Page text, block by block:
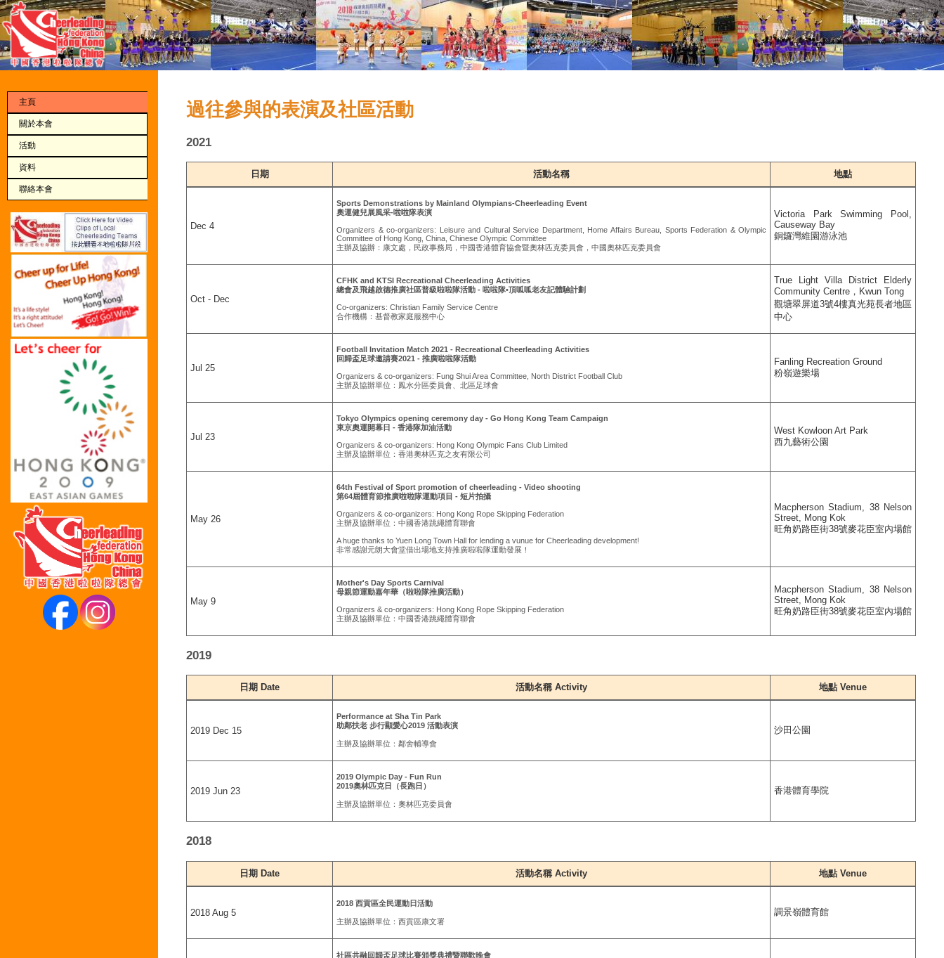
主頁
關於本會
活動
資料
聯絡本會
過往參與的表演及社區活動
2021
日期 活動名稱 地點
Dec 4
Sports Demonstrations by Mainland Olympians-Cheerleading Event
奧運健兒展風采-啦啦隊表演
Organizers & co-organizers: Leisure and Cultural Service Department, Home Affairs Bureau, Sports Federation & Olympic
Committee of Hong Kong, China, Chinese Olympic Committee
主辦及協辦：康文處，民政事務局，中國香港體育協會暨奧林匹克委員會，中國奧林匹克委員會
Victoria Park Swimming Pool,
Causeway Bay
銅鑼灣維園游泳池
Oct - Dec
CFHK and KTSI Recreational Cheerleading Activities
總會及飛越啟德推廣社區普級啦啦隊活動 - 啦啦隊•頂呱呱老友記體驗計劃
Co-organizers: Christian Family Service Centre
合作機構：基督教家庭服務中心
True Light Villa District Elderly
Community Centre，Kwun Tong
觀塘翠屏道3號4樓真光苑長者地區
中心
Jul 25
Football Invitation Match 2021 - Recreational Cheerleading Activities
回歸盃足球邀請賽2021 - 推廣啦啦隊活動
Organizers & co-organizers: Fung Shui Area Committee, North District Football Club
主辦及協辦單位：鳳水分區委員會、北區足球會
Fanling Recreation Ground
粉嶺遊樂場
Jul 23
Tokyo Olympics opening ceremony day - Go Hong Kong Team Campaign
東京奧運開幕日 - 香港隊加油活動
Organizers & co-organizers: Hong Kong Olympic Fans Club Limited
主辦及協辦單位：香港奧林匹克之友有限公司
West Kowloon Art Park
西九藝術公園
May 26
64th Festival of Sport promotion of cheerleading - Video shooting
第64屆體育節推廣啦啦隊運動項目 - 短片拍攝
Organizers & co-organizers: Hong Kong Rope Skipping Federation
主辦及協辦單位：中國香港跳繩體育聯會
A huge thanks to Yuen Long Town Hall for lending a vunue for Cheerleading development!
非常感謝元朗大會堂借出場地支持推廣啦啦隊運動發展！
Macpherson Stadium, 38 Nelson
Street, Mong Kok
旺角奶路臣街38號麥花臣室內場館
May 9
Mother's Day Sports Carnival
母親節運動嘉年華（啦啦隊推廣活動）
Organizers & co-organizers: Hong Kong Rope Skipping Federation
主辦及協辦單位：中國香港跳繩體育聯會
Macpherson Stadium, 38 Nelson
Street, Mong Kok
旺角奶路臣街38號麥花臣室內場館
2019
日期 Date 活動名稱 Activity 地點 Venue
2019 Dec 15
Performance at Sha Tin Park
助鄰扶老 步行顯愛心2019 活動表演
主辦及協辦單位：鄰舍輔導會
沙田公園
2019 Jun 23
2019 Olympic Day - Fun Run
2019奧林匹克日（長跑日）
主辦及協辦單位：奧林匹克委員會
香港體育學院
2018
日期 Date 活動名稱 Activity 地點 Venue
2018 Aug 5
2018 西貢區全民運動日活動
主辦及協辦單位：西貢區康文署
調景嶺體育館
社區共融回歸盃足球比賽頒獎典禮暨聯歡晚會